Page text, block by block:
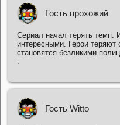
Гость прохожий
Сериал начал терять темп.
интересными. Герои теряют
становятся безликими
Гость Witto